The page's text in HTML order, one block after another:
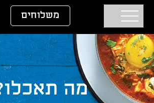
דלג לסרגל הניווט
דלג לתוכן
משלוחים
מה